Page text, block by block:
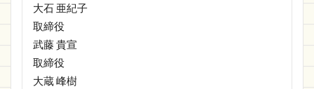
大石 亜紀子
取締役
武藤 貴宣
取締役
大蔵 峰樹